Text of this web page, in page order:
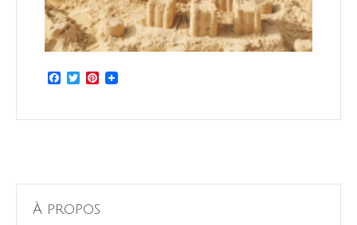
Facebook
TwitterPinterest
À propos